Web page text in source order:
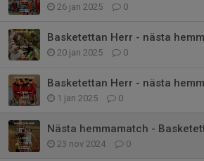
26 jan 2025 0
Basketettan Herr - nästa
20 jan 2025 0
Basketettan Herr - nästa
1 jan 2025 0
Nästa hemmamatch -
23 nov 2024 0